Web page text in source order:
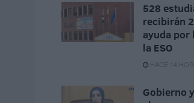
528
recibirán
ayuda por
la ESO
HACE 14
Gobierno